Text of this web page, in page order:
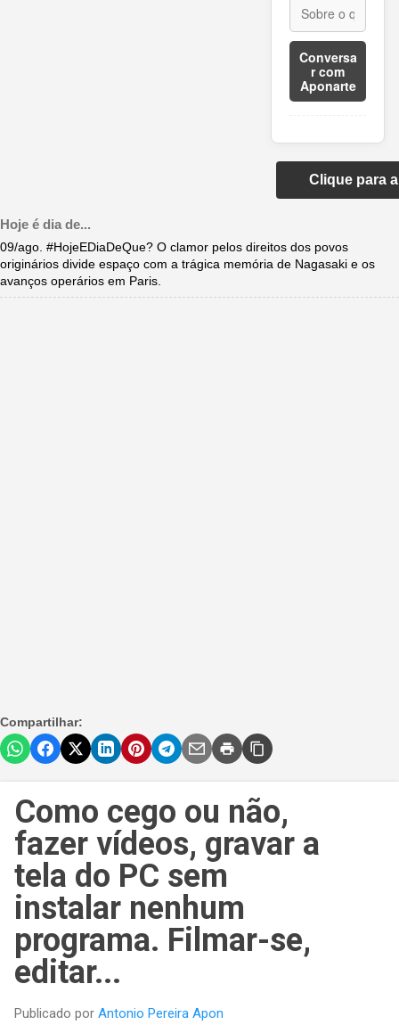
Conversa
r com
Aponarte
Clique para
Hoje é dia de...
09/ago. #HojeEDiaDeQue? O clamor pelos direitos dos povos
originários divide espaço com a trágica memória de Nagasaki e os
avanços operários em Paris.
Compartilhar:
Como cego ou não,
fazer vídeos, gravar a
tela do PC sem
instalar nenhum
programa. Filmar-se,
editar...
Publicado por Antonio Pereira Apon